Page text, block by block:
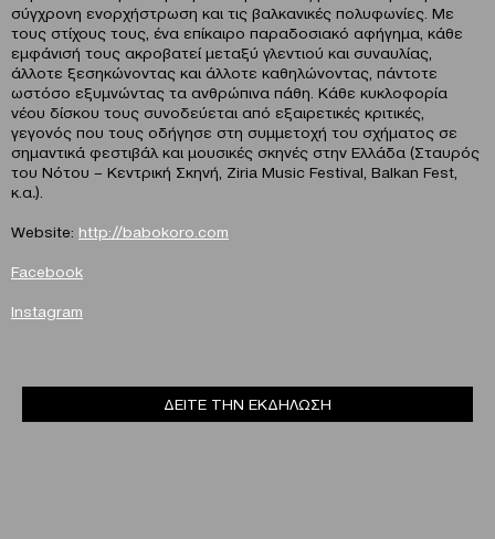
σύγχρονη ενορχήστρωση και τις βαλκανικές πολυφωνίες. Με
τους στίχους τους, ένα επίκαιρο παραδοσιακό αφήγημα, κάθε
εμφάνισή τους ακροβατεί μεταξύ γλεντιού και συναυλίας,
άλλοτε ξεσηκώνοντας και άλλοτε καθηλώνοντας, πάντοτε
ωστόσο εξυμνώντας τα ανθρώπινα πάθη. Κάθε κυκλοφορία
νέου δίσκου τους συνοδεύεται από εξαιρετικές κριτικές,
γεγονός που τους οδήγησε στη συμμετοχή του σχήματος σε
σημαντικά φεστιβάλ και μουσικές σκηνές στην Ελλάδα (Σταυρός
του Νότου – Κεντρική Σκηνή, Ziria Music Festival, Balkan Fest,
κ.α.).
Website: http://babokoro.com
Facebook
Instagram
ΔΕΙΤΕ ΤΗΝ ΕΚΔΗΛΩΣΗ